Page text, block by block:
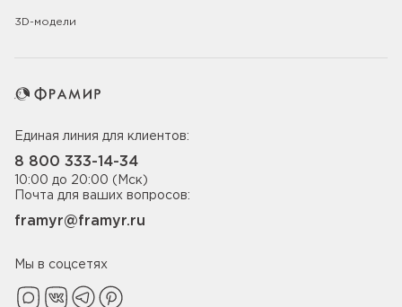
3D-модели
Единая линия для клиентов:
8 800 333-14-34
10:00 до 20:00 (Мск)
Почта для ваших вопросов:
framyr@framyr.ru
Мы в соцсетях